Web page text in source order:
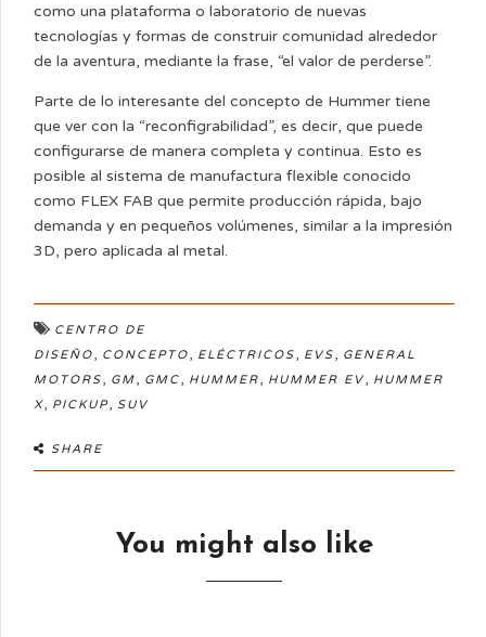
como una plataforma o laboratorio de nuevas
tecnologías y formas de construir comunidad alrededor
de la aventura, mediante la frase, “el valor de perderse”.
Parte de lo interesante del concepto de Hummer tiene
que ver con la “reconfigrabilidad”, es decir, que puede
configurarse de manera completa y continua. Esto es
posible al sistema de manufactura flexible conocido
como FLEX FAB que permite producción rápida, bajo
demanda y en pequeños volúmenes, similar a la impresión
3D, pero aplicada al metal.
CENTRO DE
DISEÑO, CONCEPTO, ELÉCTRICOS, EVS, GENERAL
MOTORS, GM, GMC, HUMMER, HUMMER EV, HUMMER
X, PICKUP, SUV
SHARE
You might also like